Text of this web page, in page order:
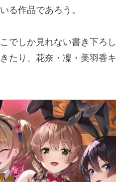
る作品であろう。
でしか見れない書き下ろし
たり、花奈・凜・美羽香キ